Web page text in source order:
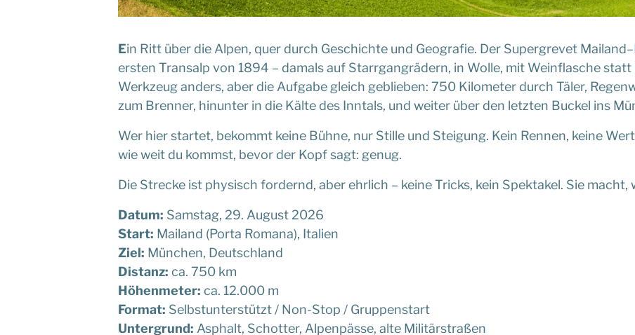
Ein Ritt über die Alpen, quer durch Geschichte und Geografie. Der Supergrevet
ersten Transalp von 1894 – damals auf Starrgangrädern, in Wolle, mit Weinflasche
Werkzeug anders, aber die Aufgabe gleich geblieben: 750 Kilometer durch Täler,
zum Brenner, hinunter in die Kälte des Inntals, und weiter über den letzten Buckel ins
Wer hier startet, bekommt keine Bühne, nur Stille und Steigung. Kein Rennen, keine
wie weit du kommst, bevor der Kopf sagt: genug.
Die Strecke ist physisch fordernd, aber ehrlich – keine Tricks, kein Spektakel. Sie
Datum: Samstag, 29. August 2026
Start: Mailand (Porta Romana), Italien
Ziel: München, Deutschland
Distanz: ca. 750 km
Höhenmeter: ca. 12.000 m
Format: Selbstunterstützt / Non-Stop / Gruppenstart
Untergrund: Asphalt, Schotter, Alpenpässe, alte Militärstraßen